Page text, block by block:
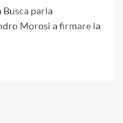
Busca parla
Morosi a firmare la